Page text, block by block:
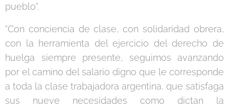
pueblo".
"Con conciencia de clase, con solidaridad obrera,
con la herramienta del ejercicio del derecho de
huelga siempre presente, seguimos avanzando
por el camino del salario digno que le corresponde
a toda la clase trabajadora argentina, que satisfaga
sus nueve necesidades como dictan la